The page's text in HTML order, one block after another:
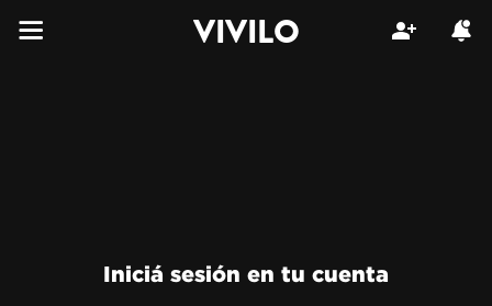
VIVILO
Iniciá sesión en tu cuenta